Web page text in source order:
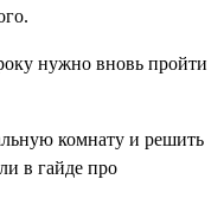
нужно вновь пройти
комнату и решить
в гайде про